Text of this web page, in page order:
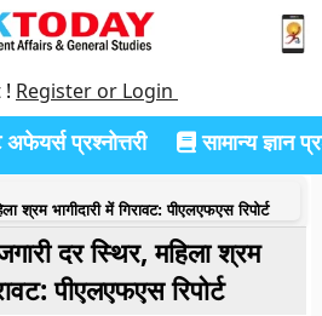
Register or Login
प्रश्नोत्तरी सामान्य ज्ञान
श्रम भागीदारी में गिरावट: पीएलएफएस रिपोर्ट
दर स्थिर, महिला श्रम
पीएलएफएस रिपोर्ट